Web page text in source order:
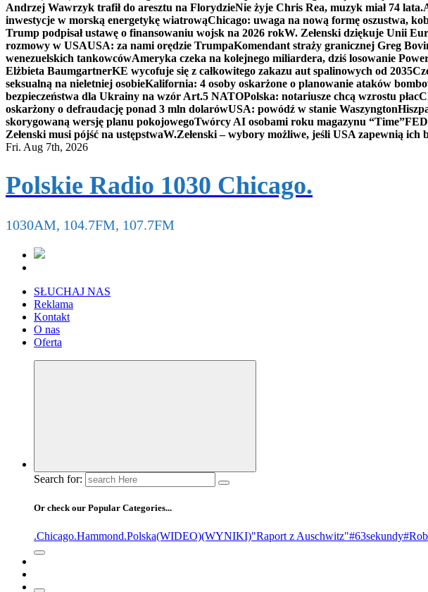
Andrzej Wawrzyk trafił do aresztu na FlorydzieNie żyje Chris Rea, muzyk miał 74 lata.
inwestycje w morską energetykę wiatrowąChicago: uwaga na nową formę oszustwa,
Trump podpisał ustawę o finansowaniu wojsk na 2026 rokW. Zełenski dziękuje Unii
rozmowy w USAUSA: za nami orędzie TrumpaKomendant straży granicznej Greg
wenezuelskich tankowcówAmeryka czeka na kolejnego miliardera, dziś losowanie
Elżbieta BaumgartnerKE wycofuje się z całkowitego zakazu aut spalinowych od 2035
seksualną na nieletniej osobieKalifornia: 4 osoby oskarżone o planowanie ataków
bezpieczeństwa dla Ukrainy na wzór Art.5 NATOPolska: notariusze chcą wzrostu płac
oskarżony o defraudację ponad 3 mln dolarówUSA: powódź w stanie Waszyngton
skorygowaną wersję planu pokojowegoTwórcy AI osobami roku magazynu “Time”
Zełenski musi pójść na ustępstwaW.Zełenski – wybory możliwe, jeśli USA zapewnią ich
Fri. Aug 7th, 2026
Polskie Radio 1030 Chicago.
1030AM, 104.7FM, 107.7FM
SŁUCHAJ NAS
Reklama
Kontakt
O nas
Oferta
Search for:
Or check our Popular Categories...
.Chicago.Hammond.Polska(WIDEO)(WYNIKI)"Raport z Auschwitz"#63sekundy